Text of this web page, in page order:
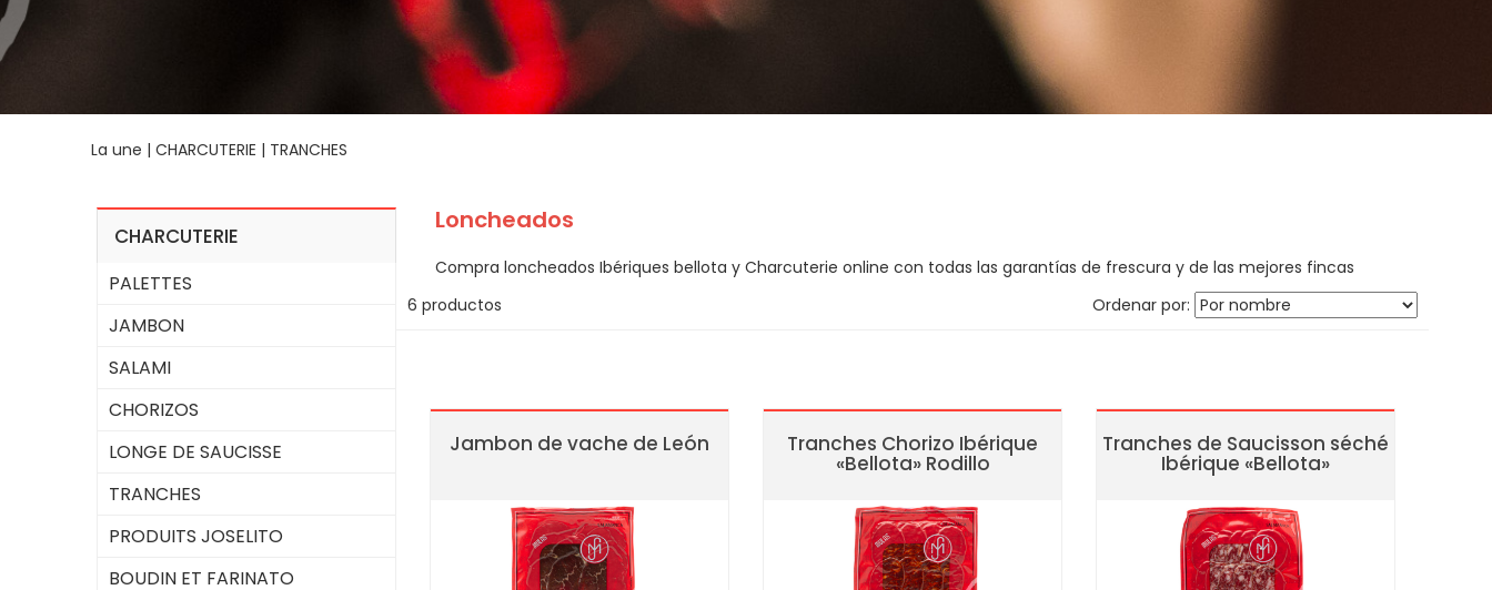
La une | CHARCUTERIE | TRANCHES
CHARCUTERIE
PALETTES
JAMBON
SALAMI
CHORIZOS
LONGE DE SAUCISSE
TRANCHES
PRODUITS JOSELITO
BOUDIN ET FARINATO
Loncheados
Compra loncheados Ibériques bellota y Charcuterie online con todas las garantías de frescura y de las mejores fincas
6 productos
Ordenar por:
Jambon de vache de León Tranches Chorizo Ibérique
«Bellota» Rodillo
Tranches de Saucisson séché
Ibérique «Bellota»